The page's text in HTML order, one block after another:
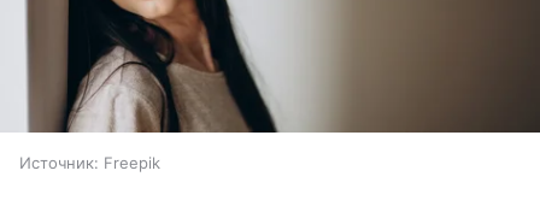
Источник: Freepik